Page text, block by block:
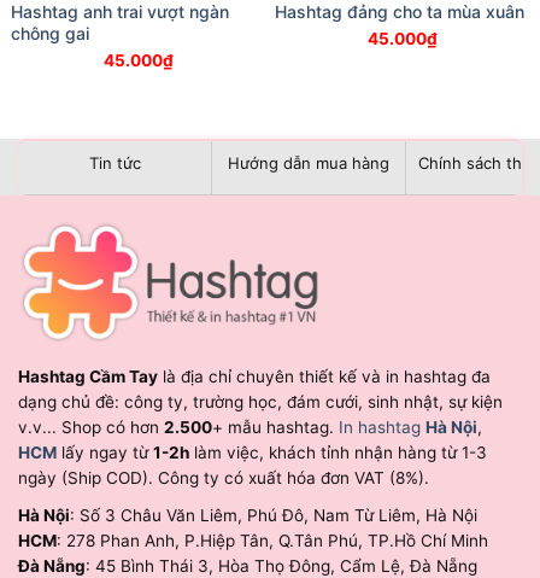
Hashtag anh trai vượt ngàn
chông gai
45.000₫
Hashtag đảng cho ta mùa xuân
45.000₫
Tin tức Hướng dẫn mua hàng Chính sách
Hashtag Cầm Tay là địa chỉ chuyên thiết kế và in hashtag đa
dạng chủ đề: công ty, trường học, đám cưới, sinh nhật, sự kiện
v.v... Shop có hơn 2.500+ mẫu hashtag. In hashtag Hà Nội,
HCM lấy ngay từ1-2h làm việc, khách tỉnh nhận hàng từ 1-3
ngày (Ship COD). Công ty có xuất hóa đơn VAT (8%).
Hà Nội: Số 3 Châu Văn Liêm, Phú Đô, Nam Từ Liêm, Hà Nội
HCM: 278 Phan Anh, P.Hiệp Tân, Q.Tân Phú, TP.Hồ Chí Minh
Đà Nẵng: 45 Bình Thái 3, Hòa Thọ Đông, Cẩm Lệ, Đà Nẵng